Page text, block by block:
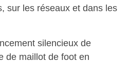
sur les réseaux et dans les
silencieux de
de maillot de foot en